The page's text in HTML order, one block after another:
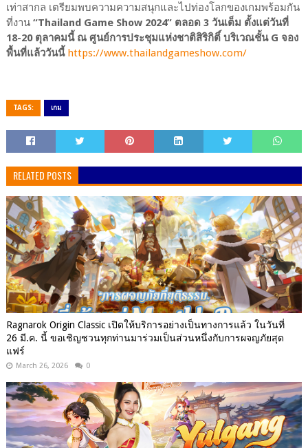
เท่าสากล เตรียมพบความความสนุกและไปท่องโลกของเกมพร้อมกัน
ที่งาน “Thailand Game Show 2024” ตลอด 3 วันเต็ม ตั้งแต่วันที่
18-20 ตุลาคมนี้ ณ ศูนย์การประชุมแห่งชาติสิริกิติ์ บริเวณชั้น G จอง
พื้นที่แล้ววันนี้ https://www.thailandgameshow.com/
TAGS: เกม
RELATED POSTS
Ragnarok Origin Classic เปิดให้บริการอย่างเป็นทางการแล้ว ในวันที่
26 มี.ค. นี้ ขอเชิญชวนทุกท่านมาร่วมเป็นส่วนหนึ่งกับการผจญภัยสุด
แฟร์
March 26, 2026 0